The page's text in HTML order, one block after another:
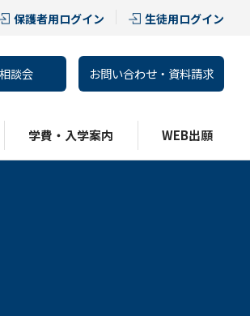
保護者用ログイン 生徒用ログイン
談会 お問い合わせ・資料請求
学費・入学案内 WEB出願